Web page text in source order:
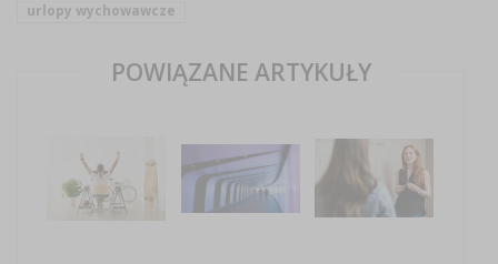
urlopy wychowawcze
POWIĄZANE ARTYKUŁY